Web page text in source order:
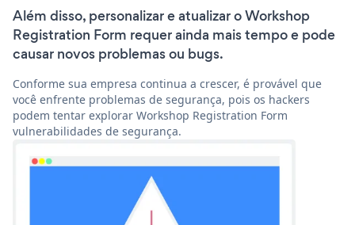
Além disso, personalizar e atualizar o Workshop
Registration Form requer ainda mais tempo e pode
causar novos problemas ou bugs.
Conforme sua empresa continua a crescer, é provável que
você enfrente problemas de segurança, pois os hackers
podem tentar explorar Workshop Registration Form
vulnerabilidades de segurança.